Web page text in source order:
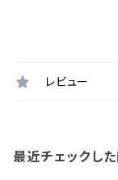
レビュー
最近チェックし